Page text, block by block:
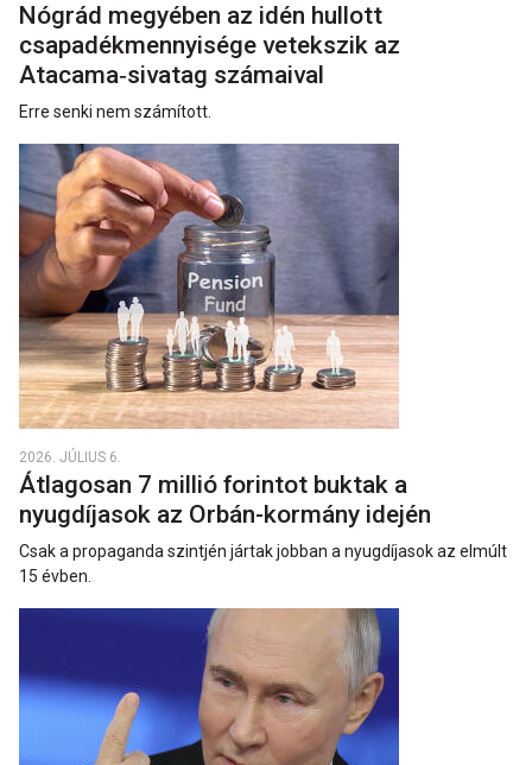
Nógrád megyében az idén hullott
csapadékmennyisége vetekszik az
Atacama‑sivatag számaival
Erre senki nem számított.
2026. JÚLIUS 6.
Átlagosan 7 millió forintot buktak a
nyugdíjasok az Orbán-kormány idején
Csak a propaganda szintjén jártak jobban a nyugdíjasok az elmúlt
15 évben.